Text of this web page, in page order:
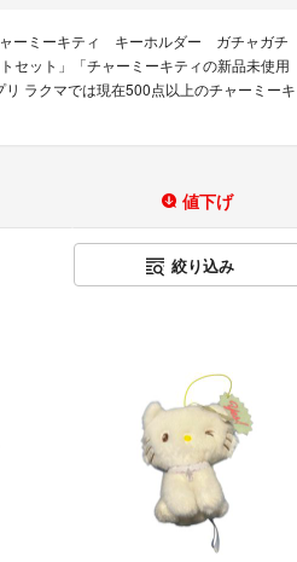
ャーミーキティ キーホルダー ガチャガチ
セット」「チャーミーキティの新品未使用
ラクマでは現在500点以上のチャーミーキ
値下げ
絞り込み